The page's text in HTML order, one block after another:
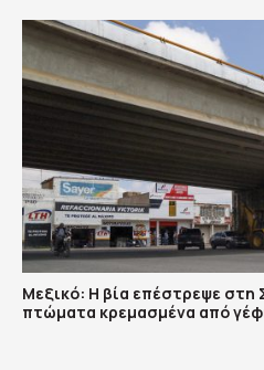
Μεξικό: Η βία επέστρεψε στη
πτώματα κρεμασμένα από